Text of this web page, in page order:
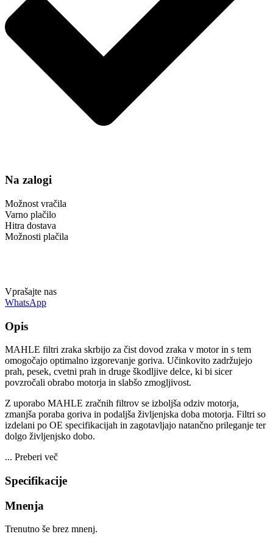
Na zalogi
Možnost vračila
Varno plačilo
Hitra dostava
Možnosti plačila
Vprašajte nas
WhatsApp
Opis
MAHLE filtri zraka skrbijo za čist dovod zraka v motor in s tem
omogočajo optimalno izgorevanje goriva. Učinkovito zadržujejo
prah, pesek, cvetni prah in druge škodljive delce, ki bi sicer
povzročali obrabo motorja in slabšo zmogljivost.
Z uporabo MAHLE zračnih filtrov se izboljša odziv motorja,
zmanjša poraba goriva in podaljša življenjska doba motorja. Filtri so
izdelani po OE specifikacijah in zagotavljajo natančno prileganje ter
dolgo življenjsko dobo.
... Preberi več
Specifikacije
Mnenja
Trenutno še brez mnenj.